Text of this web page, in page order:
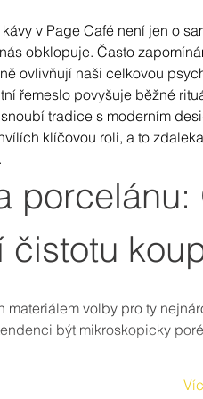
v Page Café není jen o
obklopuje. Často
ovlivňují naši celkovou
řemeslo povyšuje běžné
tradice s moderním
klíčovou roli, a to
čistotu
materiálem volby pro ty
být mikroskopicky